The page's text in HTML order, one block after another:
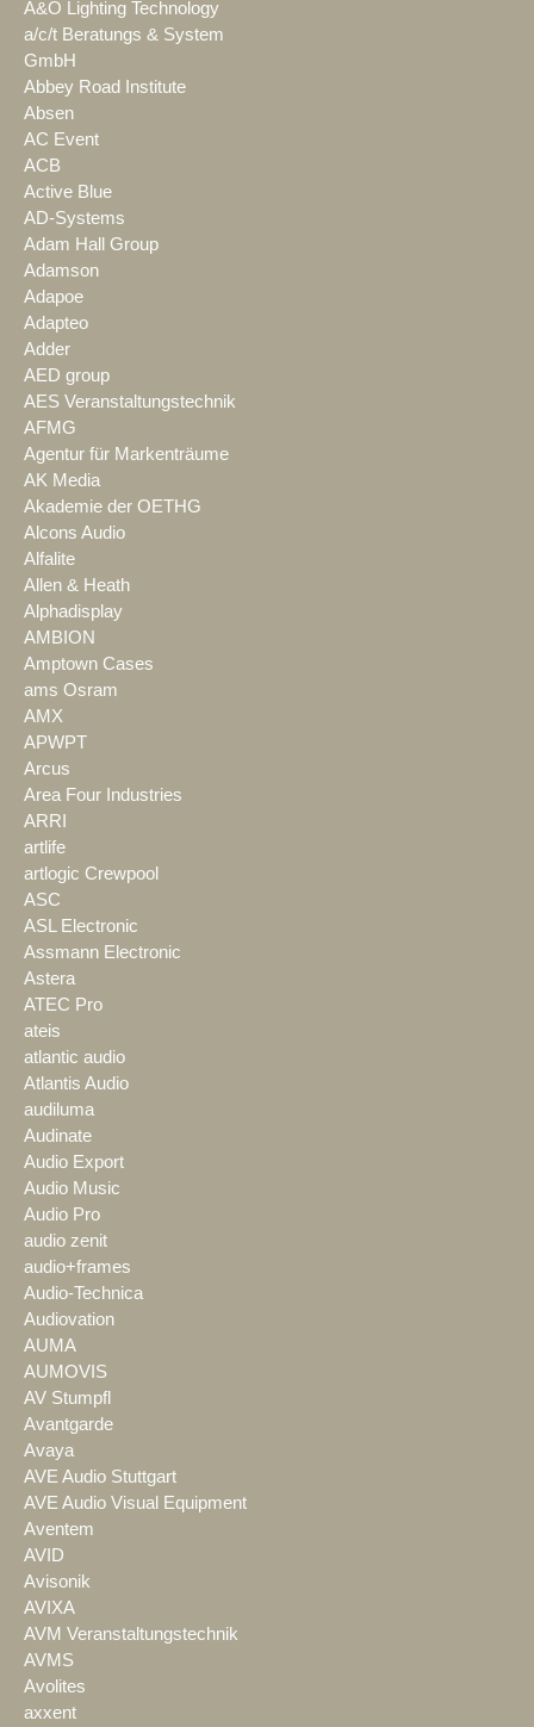
A&O Lighting Technology
a/c/t Beratungs & System
GmbH
Abbey Road Institute
Absen
AC Event
ACB
Active Blue
AD-Systems
Adam Hall Group
Adamson
Adapoe
Adapteo
Adder
AED group
AES Veranstaltungstechnik
AFMG
Agentur für Markenträume
AK Media
Akademie der OETHG
Alcons Audio
Alfalite
Allen & Heath
Alphadisplay
AMBION
Amptown Cases
ams Osram
AMX
APWPT
Arcus
Area Four Industries
ARRI
artlife
artlogic Crewpool
ASC
ASL Electronic
Assmann Electronic
Astera
ATEC Pro
ateis
atlantic audio
Atlantis Audio
audiluma
Audinate
Audio Export
Audio Music
Audio Pro
audio zenit
audio+frames
Audio-Technica
Audiovation
AUMA
AUMOVIS
AV Stumpfl
Avantgarde
Avaya
AVE Audio Stuttgart
AVE Audio Visual Equipment
Aventem
AVID
Avisonik
AVIXA
AVM Veranstaltungstechnik
AVMS
Avolites
axxent